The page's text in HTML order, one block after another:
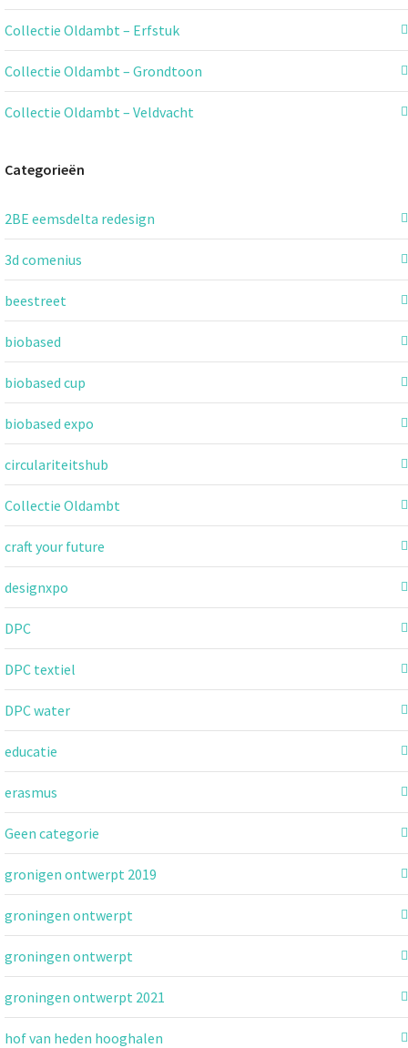
Collectie Oldambt – Erfstuk
Collectie Oldambt – Grondtoon
Collectie Oldambt – Veldvacht
Categorieën
2BE eemsdelta redesign
3d comenius
beestreet
biobased
biobased cup
biobased expo
circulariteitshub
Collectie Oldambt
craft your future
designxpo
DPC
DPC textiel
DPC water
educatie
erasmus
Geen categorie
gronigen ontwerpt 2019
groningen ontwerpt
groningen ontwerpt
groningen ontwerpt 2021
hof van heden hooghalen